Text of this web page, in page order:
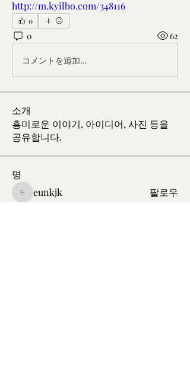
http://m.kyilbo.com/348116
0
0 62
コメントを追加…
소개
흥미로운 이야기, 아이디어, 사진 등을
공유합니다.
명
eunkjkeunkjk
팔로우